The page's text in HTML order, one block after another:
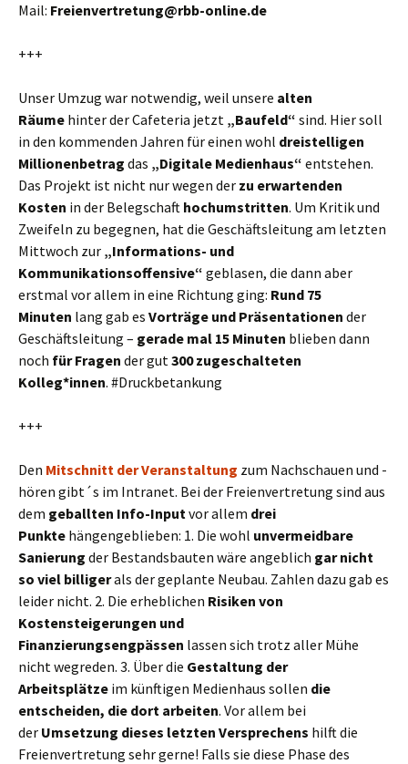
Mail: Freienvertretung@rbb-online.de
+++
Unser Umzug war notwendig, weil unsere alten
Räume hinter der Cafeteria jetzt „Baufeld“ sind. Hier soll
in den kommenden Jahren für einen wohl dreistelligen
Millionenbetrag das „Digitale Medienhaus“ entstehen.
Das Projekt ist nicht nur wegen der zu erwartenden
Kosten in der Belegschaft hochumstritten. Um Kritik und
Zweifeln zu begegnen, hat die Geschäftsleitung am letzten
Mittwoch zur „Informations- und
Kommunikationsoffensive“ geblasen, die dann aber
erstmal vor allem in eine Richtung ging: Rund 75
Minuten lang gab es Vorträge und Präsentationen der
Geschäftsleitung – gerade mal 15 Minuten blieben dann
noch für Fragen der gut300 zugeschalteten
Kolleg*innen. #Druckbetankung
+++
Den Mitschnitt der Veranstaltung zum Nachschauen und -
hören gibt´s im Intranet. Bei der Freienvertretung sind aus
dem geballten Info-Inputvor allem drei
Punkte hängengeblieben: 1. Die wohl unvermeidbare
Sanierung der Bestandsbauten wäre angeblich gar nicht
so viel billigerals der geplante Neubau. Zahlen dazu gab es
leider nicht. 2. Die erheblichen Risiken von
Kostensteigerungen und
Finanzierungsengpässen lassen sich trotz aller Mühe
nicht wegreden. 3. Über die Gestaltung der
Arbeitsplätze im künftigen Medienhaus sollen die
entscheiden, die dort arbeiten. Vor allem bei
der Umsetzung dieses letzten Versprechens hilft die
Freienvertretung sehr gerne! Falls sie diese Phase des